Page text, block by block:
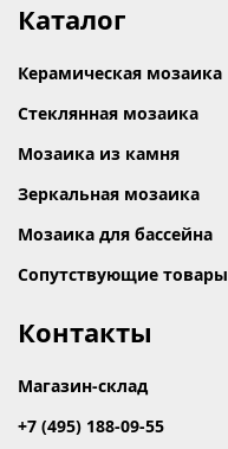
Каталог
Керамическая мозаика
Стеклянная мозаика
Мозаика из камня
Зеркальная мозаика
Мозаика для бассейна
Сопутствующие товары
Контакты
Магазин-склад
+7 (495) 188-09-55